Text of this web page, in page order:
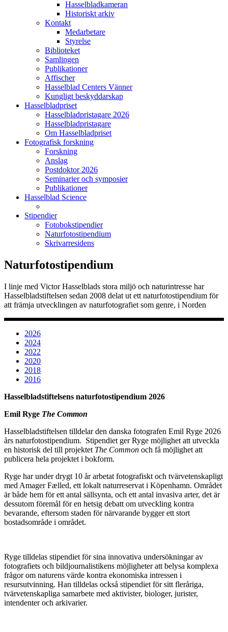
Hasselbladkameran
Historiskt arkiv
Kontakt
Medarbetare
Styrelse
Biblioteket
Samlingen
Publikationer
Affischer
Hasselblad Centers Vänner
Kungligt beskyddarskap
Hasselbladpriset
Hasselbladpristagare 2026
Hasselbladpristagare
Om Hasselbladpriset
Fotografisk forskning
Forskning
Anslag
Postdoktor 2026
Seminarier och symposier
Publikationer
Hasselblad Science
Stipendier
Fotobokstipendier
Naturfotostipendium
Skrivarresidens
Naturfotostipendium
I linje med Victor Hasselblads stora miljö och naturintresse har
Hasselbladstiftelsen sedan 2008 delat ut ett naturfotostipendium för
att främja utvecklingen av naturfotografiet som genre, i Norden
2026
2024
2022
2020
2018
2016
Hasselbladstiftelsens naturfotostipendium 2026
Emil Ryge The Common
Hasselbladstiftelsen tilldelar den danska fotografen Emil Ryge 2026
års naturfotostipendium. Stipendiet ger Ryge möjlighet att utveckla
en historisk del till projektet The Common och få möjlighet att
publicera hela projektet i bokform.
Ryge har under drygt 10 år arbetat fotografiskt och tvärvetenskapligt
med Amager Fælled, ett lokalt naturreservat i Köpenhamn. Området
är både hem för ett antal sällsynta, och ett antal invasiva arter, det är
dessutom föremål för en hetsig debatt om utveckling kontra
bevarande, eftersom staden för närvarande bygger ett stort
bostadsområde i området.
Ryge tilldelas stipendiet för sina innovativa undersökningar av
fotografiets och bildjournalistikens möjligheter att belysa komplexa
frågor om naturens värde kontra ekonomiska intressen i
resursutvinning. Han tilldelas också stipendiet för sitt fleråriga,
tvärvetenskapliga samarbete med aktivister, biologer, jurister,
intendenter och arkivarier.